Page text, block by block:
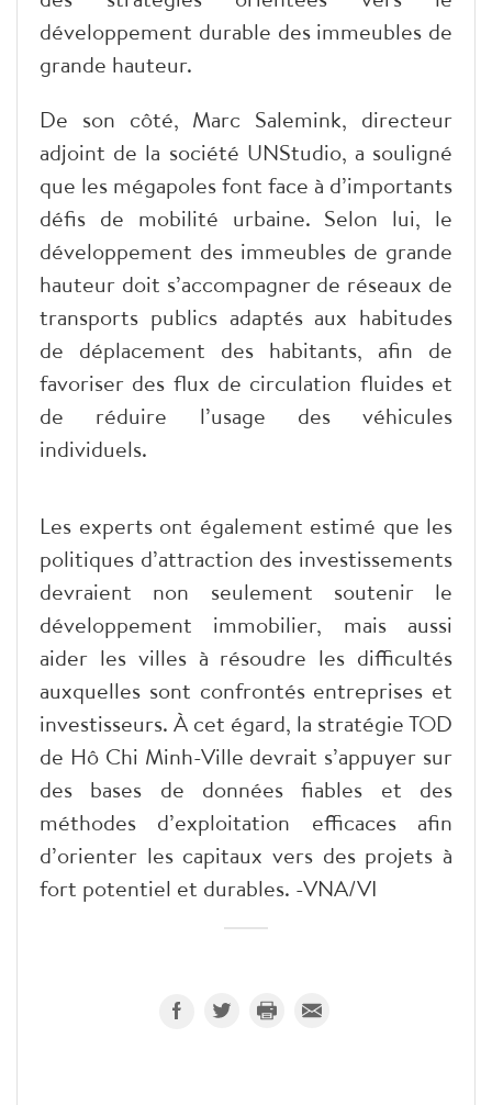
développement durable des immeubles de
grande hauteur.
De son côté, Marc Salemink, directeur
adjoint de la société UNStudio, a souligné
que les mégapoles font face à d’importants
défis de mobilité urbaine. Selon lui, le
développement des immeubles de grande
hauteur doit s’accompagner de réseaux de
transports publics adaptés aux habitudes
de déplacement des habitants, afin de
favoriser des flux de circulation fluides et
de réduire l’usage des véhicules
individuels.
Les experts ont également estimé que les
politiques d’attraction des investissements
devraient non seulement soutenir le
développement immobilier, mais aussi
aider les villes à résoudre les difficultés
auxquelles sont confrontés entreprises et
investisseurs. À cet égard, la stratégie TOD
de Hô Chi Minh-Ville devrait s’appuyer sur
des bases de données fiables et des
méthodes d’exploitation efficaces afin
d’orienter les capitaux vers des projets à
fort potentiel et durables. -VNA/VI